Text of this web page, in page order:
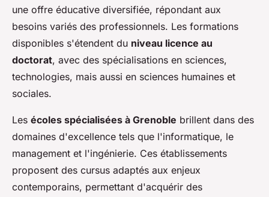
une offre éducative diversifiée, répondant aux
besoins variés des professionnels. Les formations
disponibles s'étendent du niveau licence au
doctorat, avec des spécialisations en sciences,
technologies, mais aussi en sciences humaines et
sociales.
Les écoles spécialisées à Grenoble brillent dans des
domaines d'excellence tels que l'informatique, le
management et l'ingénierie. Ces établissements
proposent des cursus adaptés aux enjeux
contemporains, permettant d'acquérir des